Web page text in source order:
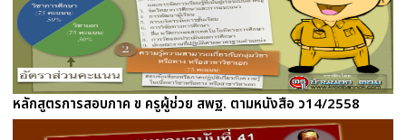
หลักสูตรการสอบภาค ข ครูผู้ช่วย สพฐ. ตามหนังสือ ว14/2558